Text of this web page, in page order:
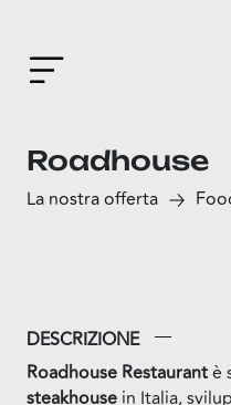
Roadhouse
La nostra offerta
DESCRIZIONE
Roadhouse Restaurantè
steakhouse in Italia,